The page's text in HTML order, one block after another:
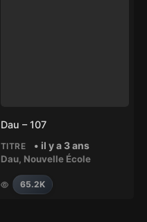
Dau – 107
TITRE • il y a 3 ans
Dau, Nouvelle École
65.2K